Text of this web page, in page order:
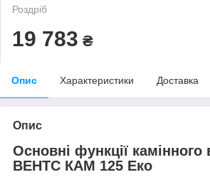
Роздріб
19 783 ₴
Опис Характеристики Доставка
Опис
Основні функції камінного
ВЕНТС КАМ 125 Еко